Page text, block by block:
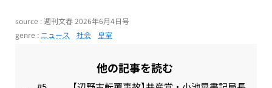
source : 週刊文春 2026年6月4日号
genre : ニュース 社会 皇室
他の記事を読む